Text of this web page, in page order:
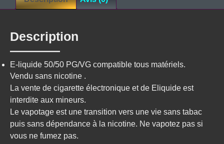
Description
E-liquide 50/50 PG/VG compatible tous matériels.
Vendu sans nicotine .
La vente de cigarette électronique et de Eliquide est
interdite aux mineurs.
Le vapotage est une transition vers une vie sans tabac
puis sans dépendance à la nicotine. Ne vapotez pas si
vous ne fumez pas.